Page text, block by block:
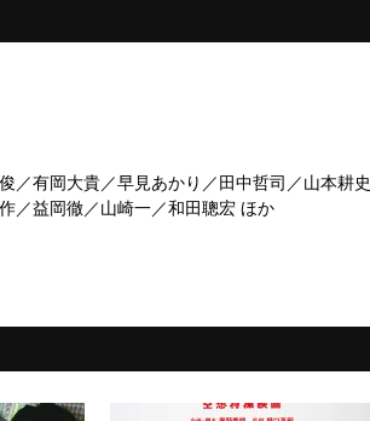
／有岡大貴／早見あかり／田中哲司／山本耕史
／益岡徹／山崎一／和田聰宏 ほか